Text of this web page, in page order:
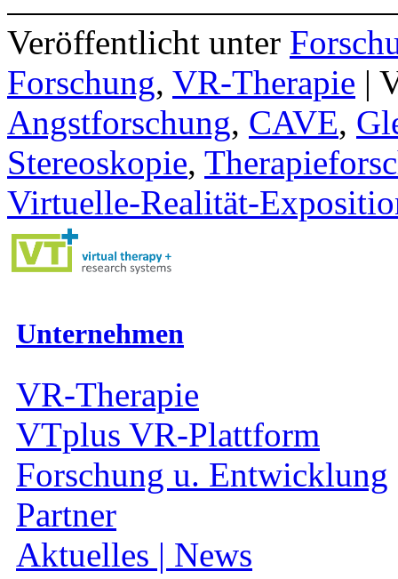
Veröffentlicht unter
Forschung, VR-Therapie |
Angstforschung, CAVE,
Stereoskopie,
Virtuelle-Realität-
Unternehmen
VR-Therapie
VTplus VR-Plattform
Forschung u. Entwicklung
Partner
Aktuelles | News